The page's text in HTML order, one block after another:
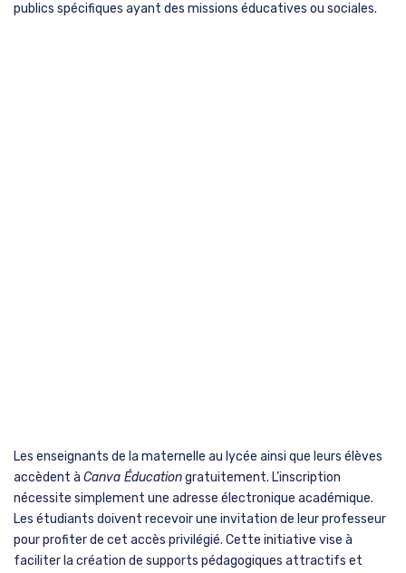
publics spécifiques ayant des missions éducatives ou sociales.
Les enseignants de la maternelle au lycée ainsi que leurs élèves
accèdent à Canva Éducationgratuitement. L’inscription
nécessite simplement une adresse électronique académique.
Les étudiants doivent recevoir une invitation de leur professeur
pour profiter de cet accès privilégié. Cette initiative vise à
faciliter la création de supports pédagogiques attractifs et